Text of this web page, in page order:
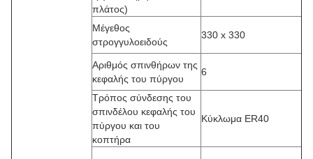
πλάτος)
Μέγεθος
στρογγυλοειδούς
330 x 330
Αριθμός σπινθήρων της
κεφαλής του πύργου
6
Τρόπος σύνδεσης του
σπινδέλου κεφαλής του
πύργου και του
κοπτήρα
Κύκλωμα ER40